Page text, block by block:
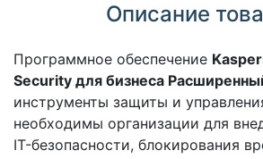
Описание
Программное обеспечение
Security для бизнеса
инструменты защиты и
необходимы организации для
IT-безопасности, блокирования